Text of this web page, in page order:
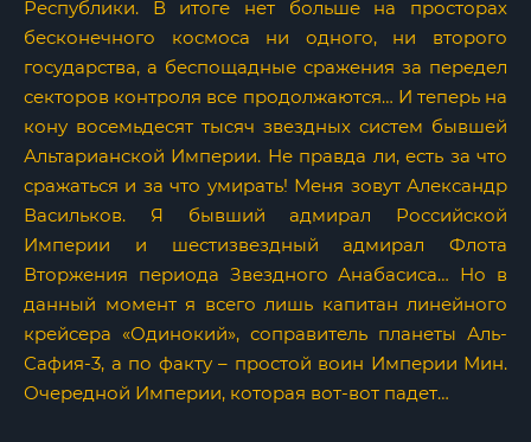
Республики. В итоге нет больше на просторах
бесконечного космоса ни одного, ни второго
государства, а беспощадные сражения за передел
секторов контроля все продолжаются… И теперь на
кону восемьдесят тысяч звездных систем бывшей
Альтарианской Империи. Не правда ли, есть за что
сражаться и за что умирать! Меня зовут Александр
Васильков. Я бывший адмирал Российской
Империи и шестизвездный адмирал Флота
Вторжения периода Звездного Анабасиса… Но в
данный момент я всего лишь капитан линейного
крейсера «Одинокий», соправитель планеты Аль-
Сафия-3, а по факту – простой воин Империи Мин.
Очередной Империи, которая вот-вот падет…